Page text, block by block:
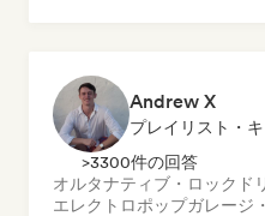
Andrew X
プレイリスト・
>3300件の回答
オルタナティブ・ロック ド
エレクトロポップガレージ